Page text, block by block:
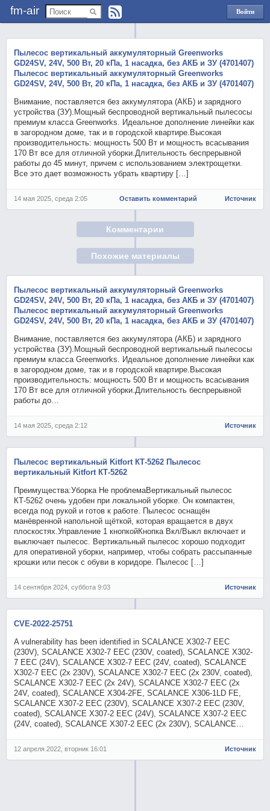
fm-air
Войти
через
Пылесос вертикальный аккумуляторный Greenworks
GD24SV, 24V, 500 Вт, 20 кПа, 1 насадка, без АКБ и ЗУ (4701407)
Пылесос вертикальный аккумуляторный Greenworks
GD24SV, 24V, 500 Вт, 20 кПа, 1 насадка, без АКБ и ЗУ (4701407)
Внимание, поставляется без аккумулятора (АКБ) и зарядного
устройства (ЗУ).Мощный беспроводной вертикальный пылесосы
премиум класса Greenworks. Идеальное дополнение линейки как
в загородном доме, так и в городской квартире.Высокая
производительность: мощность 500 Вт и мощность всасывания
170 Вт все для отличной уборки.Длительность беспрерывной
работы до 45 минут, причем с использованием электрощетки.
Все это дает возможность убрать квартиру […]
14 мая 2025, среда 2:05 Оставить комментарий Источник
Комментарии
Похожие материалы
Пылесос вертикальный аккумуляторный Greenworks
GD24SV, 24V, 500 Вт, 20 кПа, 1 насадка, без АКБ и ЗУ (4701407)
Пылесос вертикальный аккумуляторный Greenworks
GD24SV, 24V, 500 Вт, 20 кПа, 1 насадка, без АКБ и ЗУ (4701407)
Внимание, поставляется без аккумулятора (АКБ) и зарядного
устройства (ЗУ).Мощный беспроводной вертикальный пылесосы
премиум класса Greenworks. Идеальное дополнение линейки как
в загородном доме, так и в городской квартире.Высокая
производительность: мощность 500 Вт и мощность всасывания
170 Вт все для отличной уборки.Длительность беспрерывной
работы до…
14 мая 2025, среда 2:12 Источник
Пылесос вертикальный Kitfort КТ-5262 Пылесос
вертикальный Kitfort КТ-5262
Преимущества:Уборка Не проблемаВертикальный пылесос
КТ-5262 очень удобен при локальной уборке. Он компактен,
всегда под рукой и готов к работе. Пылесос оснащён
манёвренной напольной щёткой, которая вращается в двух
плоскостях.Управление 1 кнопкойКнопка Вкл/Выкл включает и
выключает пылесос. Вертикальный пылесос хорошо подходит
для оперативной уборки, например, чтобы собрать рассыпанные
крошки или песок с обуви в коридоре. Пылесос […]
14 сентября 2024, суббота 9:03 Источник
CVE-2022-25751
A vulnerability has been identified in SCALANCE X302-7 EEC
(230V), SCALANCE X302-7 EEC (230V, coated), SCALANCE X302-
7 EEC (24V), SCALANCE X302-7 EEC (24V, coated), SCALANCE
X302-7 EEC (2x 230V), SCALANCE X302-7 EEC (2x 230V, coated),
SCALANCE X302-7 EEC (2x 24V), SCALANCE X302-7 EEC (2x
24V, coated), SCALANCE X304-2FE, SCALANCE X306-1LD FE,
SCALANCE X307-2 EEC (230V), SCALANCE X307-2 EEC (230V,
coated), SCALANCE X307-2 EEC (24V), SCALANCE X307-2 EEC
(24V, coated), SCALANCE X307-2 EEC (2x 230V), SCALANCE…
12 апреля 2022, вторник 16:01 Источник